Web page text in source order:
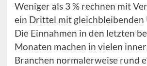
Weniger als 3 % rechnen mit
ein Drittel mit gleichbleibenden
Die Einnahmen in den letzten
Monaten machen in vielen
Branchen normalerweise rund